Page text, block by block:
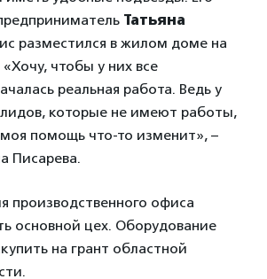
Татьяна
разместился в жилом доме на
чтобы у них все
реальная работа. Ведь у
которые не имеют работы,
помощь что-то изменит», –
Писарева.
производственного офиса
основной цех. Оборудование
на грант областной